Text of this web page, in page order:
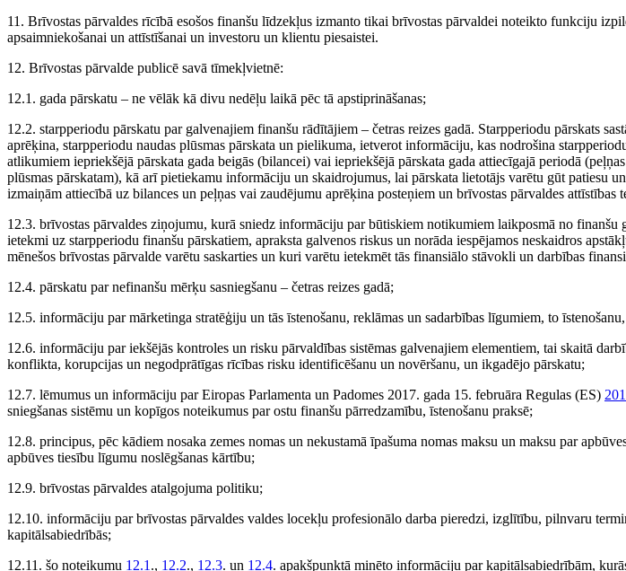
11. Brīvostas pārvaldes rīcībā esošos finanšu līdzekļus izmanto tikai brīvostas pārvaldei noteikto funkciju
apsaimniekošanai un attīstīšanai un investoru un klientu piesaistei.
12. Brīvostas pārvalde publicē savā tīmekļvietnē:
12.1. gada pārskatu – ne vēlāk kā divu nedēļu laikā pēc tā apstiprināšanas;
12.2. starpperiodu pārskatu par galvenajiem finanšu rādītājiem – četras reizes gadā. Starpperiodu pārskats
aprēķina, starpperiodu naudas plūsmas pārskata un pielikuma, ietverot informāciju, kas nodrošina
atlikumiem iepriekšējā pārskata gada beigās (bilancei) vai iepriekšējā pārskata gada attiecīgajā periodā
plūsmas pārskatam), kā arī pietiekamu informāciju un skaidrojumus, lai pārskata lietotājs varētu gūt patiesu
izmaiņām attiecībā uz bilances un peļņas vai zaudējumu aprēķina posteņiem un brīvostas pārvaldes attīstības
12.3. brīvostas pārvaldes ziņojumu, kurā sniedz informāciju par būtiskiem notikumiem laikposmā no finanšu
ietekmi uz starpperiodu finanšu pārskatiem, apraksta galvenos riskus un norāda iespējamos neskaidros
mēnešos brīvostas pārvalde varētu saskarties un kuri varētu ietekmēt tās finansiālo stāvokli un darbības
12.4. pārskatu par nefinanšu mērķu sasniegšanu – četras reizes gadā;
12.5. informāciju par mārketinga stratēģiju un tās īstenošanu, reklāmas un sadarbības līgumiem, to
12.6. informāciju par iekšējās kontroles un risku pārvaldības sistēmas galvenajiem elementiem, tai skaitā
konflikta, korupcijas un negodprātīgas rīcības risku identificēšanu un novēršanu, un ikgadējo pārskatu;
12.7. lēmumus un informāciju par Eiropas Parlamenta un Padomes 2017. gada 15. februāra Regulas (ES)
sniegšanas sistēmu un kopīgos noteikumus par ostu finanšu pārredzamību, īstenošanu praksē;
12.8. principus, pēc kādiem nosaka zemes nomas un nekustamā īpašuma nomas maksu un maksu par
apbūves tiesību līgumu noslēgšanas kārtību;
12.9. brīvostas pārvaldes atalgojuma politiku;
12.10. informāciju par brīvostas pārvaldes valdes locekļu profesionālo darba pieredzi, izglītību, pilnvaru
kapitālsabiedrībās;
12.11. šo noteikumu 12.1 ., 12.2., 12.3. un 12.4. apakšpunktā minēto informāciju par kapitālsabiedrībām,